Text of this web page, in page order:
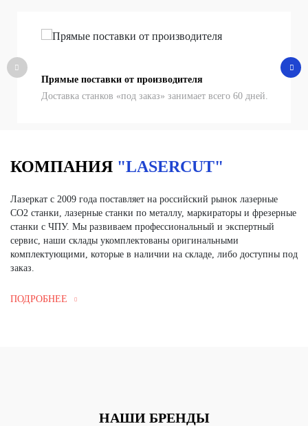
Прямые поставки от производителя
Доставка станков «под заказ» занимает всего 60 дней.
КОМПАНИЯ "LASERСUT"
Лазеркат с 2009 года поставляет на российский рынок лазерные
СО2 станки, лазерные станки по металлу, маркираторы и фрезерные
станки с ЧПУ. Мы развиваем профессиональный и экспертный
сервис, наши склады укомплектованы оригинальными
комплектующими, которые в наличии на складе, либо доступны под
заказ.
ПОДРОБНЕЕ
НАШИ БРЕНДЫ